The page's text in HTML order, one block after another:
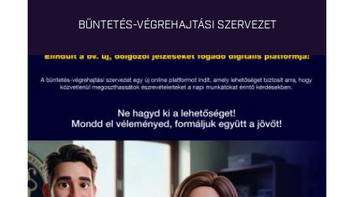
BÜNTETÉS-VÉGREHAJTÁSI SZERVEZET